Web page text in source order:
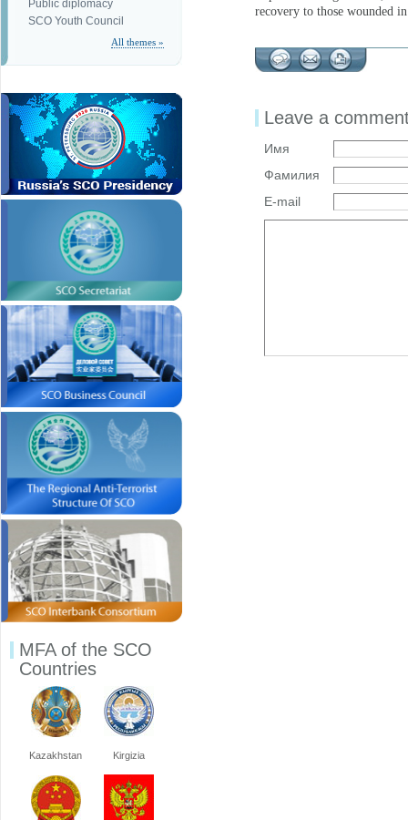
Public diplomacy
SCO Youth Council
All themes »
MFA of the SCO
Countries
Kazakhstan Kirgizia
recovery to those wounded
Leave a
Имя
Фамилия
E-mail